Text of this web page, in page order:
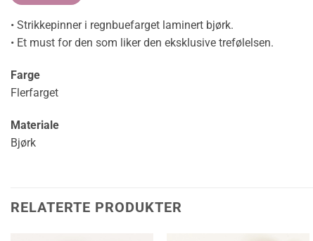
• Strikkepinner i regnbuefarget laminert bjørk.
• Et must for den som liker den eksklusive trefølelsen.
Farge
Flerfarget
Materiale
Bjørk
RELATERTE PRODUKTER